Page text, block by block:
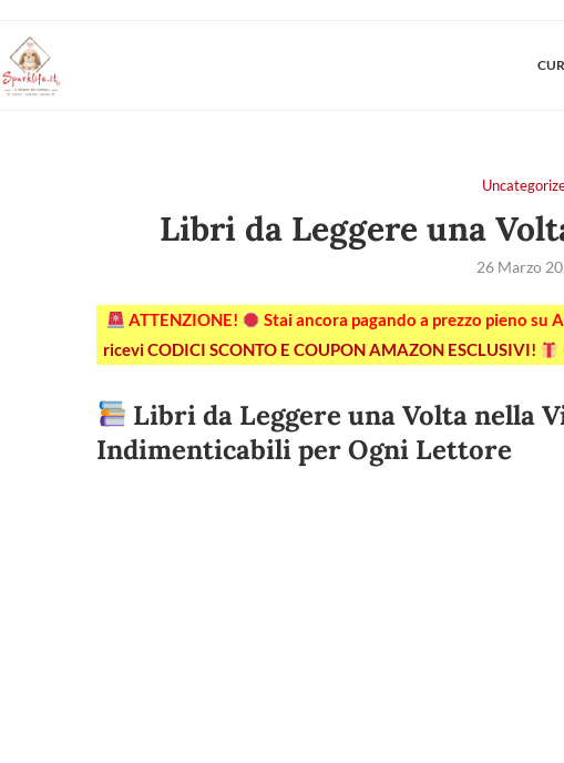
Libri da Leggere una
26 Marzo
ATTENZIONE! Stai ancora pagando a prezzo pieno su
ricevi CODICI SCONTO E COUPON AMAZON ESCLUSIVI!
Libri da Leggere una Volta nella
Indimenticabili per Ogni Lettore